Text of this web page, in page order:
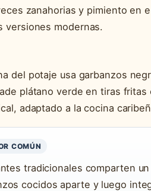
zanahorias y pimiento en
versiones modernas.
del potaje usa garbanzos
plátano verde en tiras
adaptado a la cocina
COMÚN
tradicionales comparten
cocidos aparte y luego